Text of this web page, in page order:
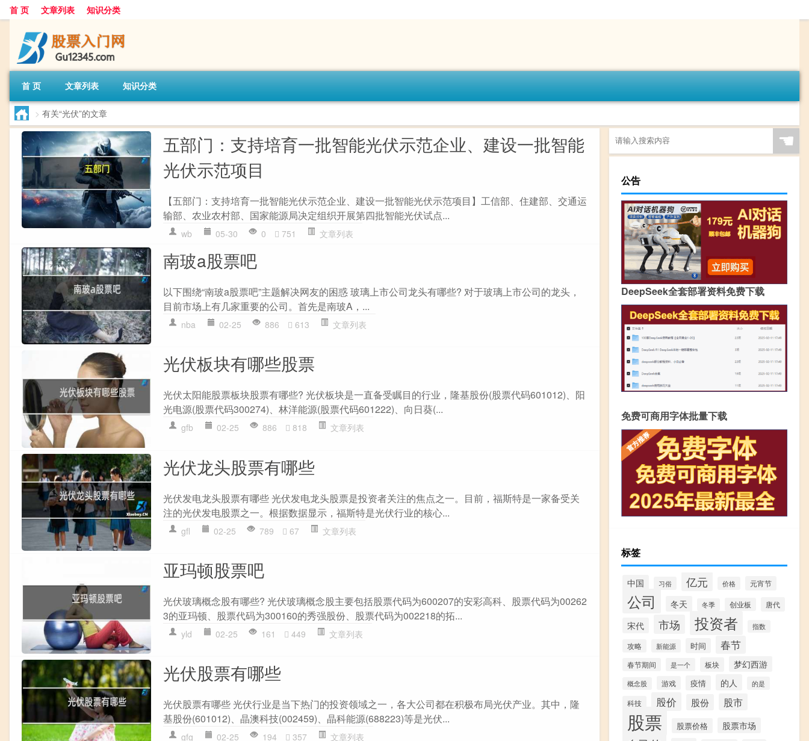
首 页 文章列表 知识分类
首 页 文章列表 知识分类
> 有关“光伏”的文章
五部门：支持培育一批智能光伏示范企业、建设一批智能
光伏示范项目
【五部门：支持培育一批智能光伏示范企业、建设一批智能光伏示范项目】工信部、住建部、交通运
输部、农业农村部、国家能源局决定组织开展第四批智能光伏试点...
wb 05-30 0 751 文章列表
南玻a股票吧
以下围绕“南玻a股票吧”主题解决网友的困惑 玻璃上市公司龙头有哪些? 对于玻璃上市公司的龙头，
目前市场上有几家重要的公司。首先是南玻A，...
nba 02-25 886 613 文章列表
光伏板块有哪些股票
光伏太阳能股票板块股票有哪些? 光伏板块是一直备受瞩目的行业，隆基股份(股票代码601012)、阳
光电源(股票代码300274)、林洋能源(股票代码601222)、向日葵(...
gfb 02-25 886 818 文章列表
光伏龙头股票有哪些
光伏发电龙头股票有哪些 光伏发电龙头股票是投资者关注的焦点之一。目前，福斯特是一家备受关
注的光伏发电股票之一。根据数据显示，福斯特是光伏行业的核心...
gfl 02-25 789 67 文章列表
亚玛顿股票吧
光伏玻璃概念股有哪些? 光伏玻璃概念股主要包括股票代码为600207的安彩高科、股票代码为00262
3的亚玛顿、股票代码为300160的秀强股份、股票代码为002218的拓...
yld 02-25 161 449 文章列表
光伏股票有哪些
光伏股票有哪些 光伏行业是当下热门的投资领域之一，各大公司都在积极布局光伏产业。其中，隆
基股份(601012)、晶澳科技(002459)、晶科能源(688223)等是光伏...
gfg 02-25 194 357 文章列表
☚
公告
DeepSeek全套部署资料免费下载
免费可商用字体批量下载
标签
中国 习俗 亿元 价格 元宵节
公司 冬天 冬季 创业板 唐代
宋代 市场 投资者 指数
攻略 新能源 时间 春节
春节期间 是一个 板块 梦幻西游
概念股 游戏 疫情 的人 的是
科技 股价 股份 股市
股票 股票价格 股票市场